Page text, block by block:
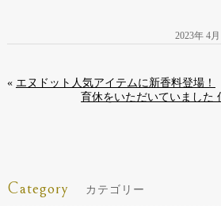
2023年 4
« エヌドット人気アイテムに新香料登場！
育休をいただいていました
Category カテゴリー